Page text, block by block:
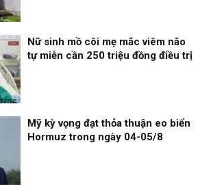
Nữ sinh mồ côi mẹ mắc viêm não
tự miễn cần 250 triệu đồng điều trị
Mỹ kỳ vọng đạt thỏa thuận eo biển
Hormuz trong ngày 04-05/8